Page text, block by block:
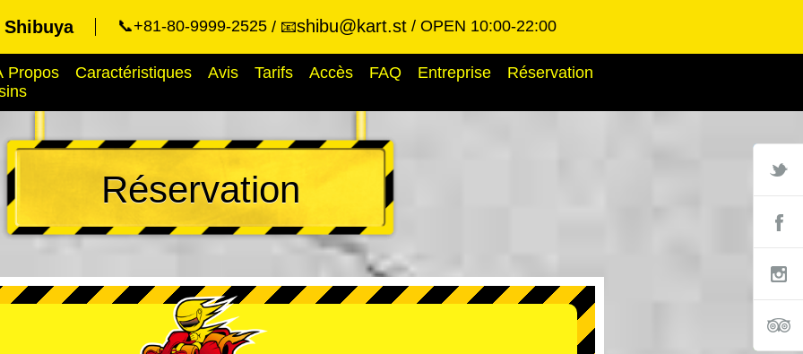
📞+81-80-9999-2525 📧shibu@kart.st OPEN 10:00-22:00
Propos Caractéristiques Avis Tarifs Accès FAQ Entreprise
Réservation
Réservation